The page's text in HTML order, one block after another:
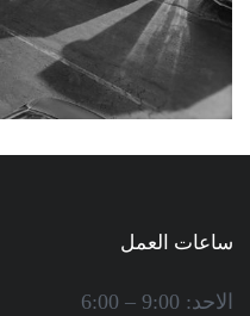
ساعات العمل
الاحد: 9:00 – 6:00